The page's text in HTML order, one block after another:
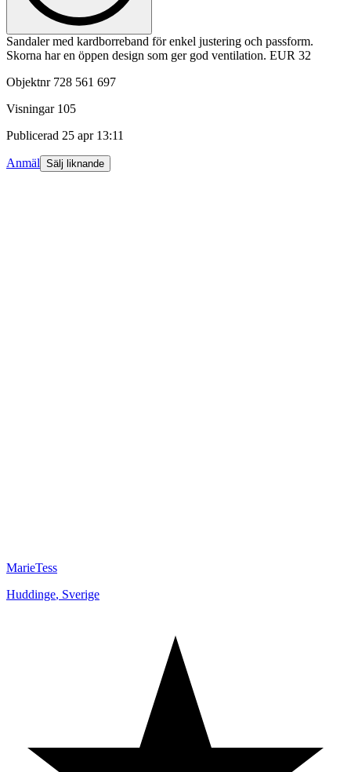
Sandaler med kardborreband för enkel justering och passform.
Skorna har en öppen design som ger god ventilation. EUR 32
Objektnr 728 561 697
Visningar 105
Publicerad 25 apr 13:11
Anmäl Sälj liknande
MarieTess
Huddinge, Sverige